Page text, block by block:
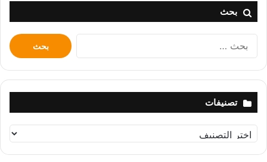
بحث
البحث
عن:
تصنيفات
تصنيفات